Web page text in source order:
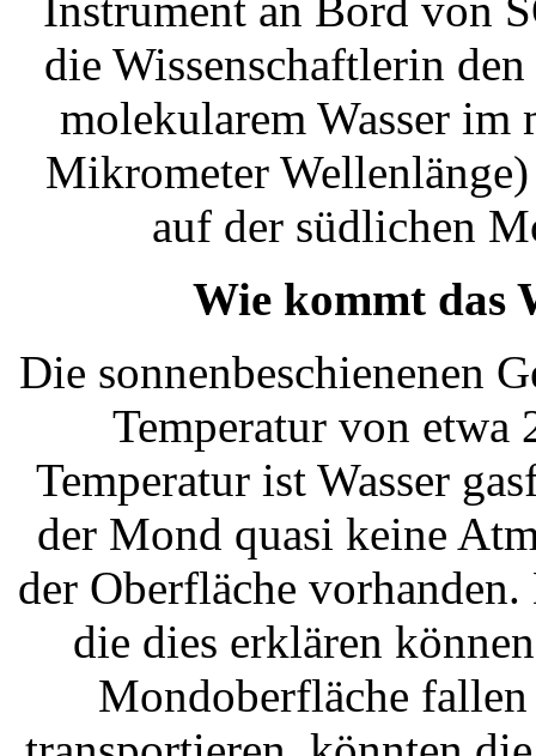
die Wissenschaftlerin
molekularem Wasser im
Mikrometer
auf der südlichen
Wie kommt das
Die sonnenbeschienenen
Temperatur von etwa
Temperatur ist Wasser
der Mond quasi keine
der Oberfläche
die dies erklären
Mondoberfläche